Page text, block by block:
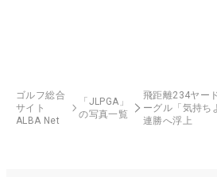
ゴルフ総合
サイト
ALBA Net
「JLPGA」
の写真一覧
飛距離234ヤー
ーグル「気持
連勝へ浮上